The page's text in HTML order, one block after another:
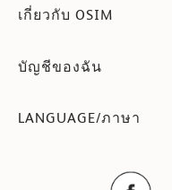
เกี่ยวกับ OSIM
บัญชีของฉัน
LANGUAGE/ภาษา